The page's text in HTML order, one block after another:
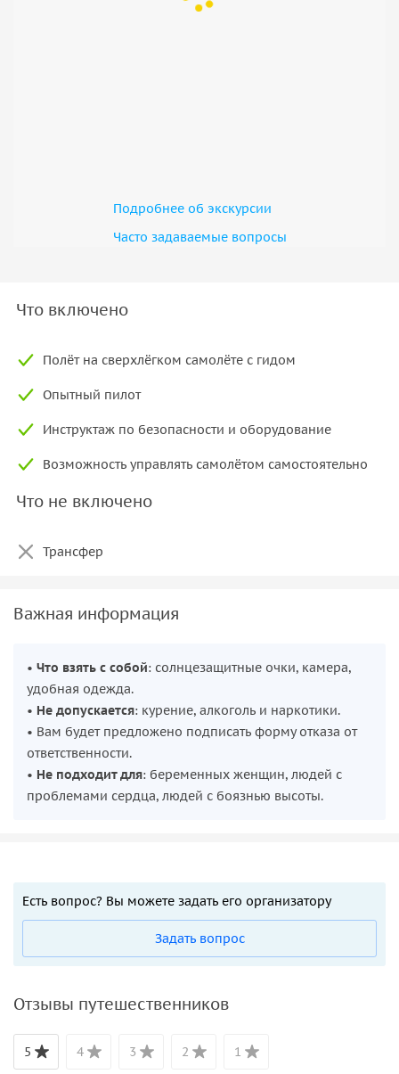
Подробнее об экскурсии
Часто задаваемые вопросы
Что включено
Полёт на сверхлёгком самолёте с гидом
Опытный пилот
Инструктаж по безопасности и оборудование
Возможность управлять самолётом самостоятельно
Что не включено
Трансфер
Важная информация
• Что взять с собой: солнцезащитные очки, камера,
удобная одежда.
• Не допускается: курение, алкоголь и наркотики.
• Вам будет предложено подписать форму отказа от
ответственности.
• Не подходит для: беременных женщин, людей с
проблемами сердца, людей с боязнью высоты.
Есть вопрос? Вы можете задать его организатору
Задать вопрос
Отзывы путешественников
5 4 3 2 1